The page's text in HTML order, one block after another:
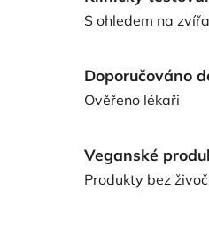
S ohledem na
Doporučováno
Ověřeno lékaři
Veganské
Produkty bez